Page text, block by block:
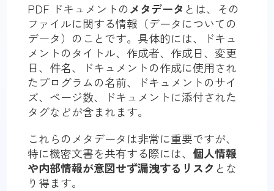
PDF ドキュメントのメタデータ とは、その
ファイルに関する情報（データについての
データ）のことです。具体的には、ドキュ
メントのタイトル、作成者、作成日、変更
日、件名、ドキュメントの作成に使用され
たプログラムの名前、ドキュメントのサイ
ズ、ページ数、ドキュメントに添付された
タグなどが含まれます。
これらのメタデータは非常に重要ですが、
特に機密文書を共有する際には、 個人情報
や内部情報が意図せず漏洩するリスク とな
り得ます。